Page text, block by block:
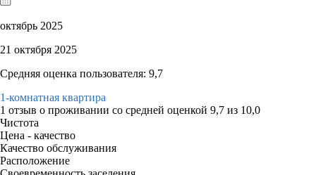
октябрь 2025
21 октября 2025
Средняя оценка пользователя: 9,7
1-комнатная квартира
1 отзыв о проживании со средней оценкой 9,7 из 10,0
Чистота
Цена - качество
Качество обслуживания
Расположение